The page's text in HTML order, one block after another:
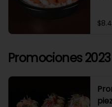
Promociones 2023